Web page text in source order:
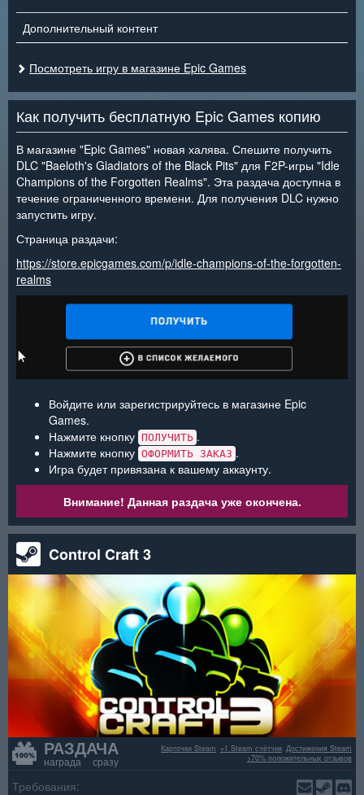
Дополнительный контент
Посмотреть игру в магазине Epic Games
Как получить бесплатную Epic Games копию
В магазине "Epic Games" новая халява. Спешите получить
DLC "Baeloth's Gladiators of the Black Pits" для F2P-игры "Idle
Champions of the Forgotten Realms". Эта раздача доступна в
течение ограниченного времени. Для получения DLC нужно
запустить игру.
Страница раздачи:
https://store.epicgames.com/p/idle-champions-of-the-forgotten-
realms
Войдите или зарегистрируйтесь в магазине Epic
Games.
Нажмите кнопку ПОЛУЧИТЬ .
Нажмите кнопку ОФОРМИТЬ ЗАКАЗ .
Игра будет привязана к вашему аккаунту.
Внимание! Данная раздача уже окончена.
Control Craft 3
РАЗДАЧА
награда сразу
Достижения Steam
+1 Steam счётчик
Карточки Steam
>70% положительных отзывов
Требования: